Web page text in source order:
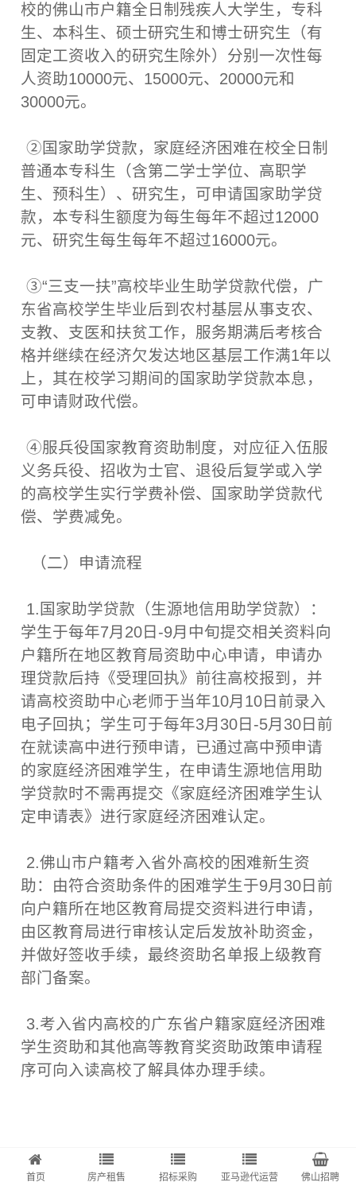
校的佛山市户籍全日制残疾人大学生，专科
生、本科生、硕士研究生和博士研究生（有
固定工资收入的研究生除外）分别一次性每
人资助10000元、15000元、20000元和
30000元。
②国家助学贷款，家庭经济困难在校全日制
普通本专科生（含第二学士学位、高职学
生、预科生）、研究生，可申请国家助学贷
款，本专科生额度为每生每年不超过12000
元、研究生每生每年不超过16000元。
③“三支一扶”高校毕业生助学贷款代偿，广
东省高校学生毕业后到农村基层从事支农、
支教、支医和扶贫工作，服务期满后考核合
格并继续在经济欠发达地区基层工作满1年以
上，其在校学习期间的国家助学贷款本息，
可申请财政代偿。
④服兵役国家教育资助制度，对应征入伍服
义务兵役、招收为士官、退役后复学或入学
的高校学生实行学费补偿、国家助学贷款代
偿、学费减免。
（二）申请流程
1.国家助学贷款（生源地信用助学贷款）：
学生于每年7月20日-9月中旬提交相关资料向
户籍所在地区教育局资助中心申请，申请办
理贷款后持《受理回执》前往高校报到，并
请高校资助中心老师于当年10月10日前录入
电子回执；学生可于每年3月30日-5月30日前
在就读高中进行预申请，已通过高中预申请
的家庭经济困难学生，在申请生源地信用助
学贷款时不需再提交《家庭经济困难学生认
定申请表》进行家庭经济困难认定。
2.佛山市户籍考入省外高校的困难新生资
助：由符合资助条件的困难学生于9月30日前
向户籍所在地区教育局提交资料进行申请，
由区教育局进行审核认定后发放补助资金，
并做好签收手续，最终资助名单报上级教育
部门备案。
3.考入省内高校的广东省户籍家庭经济困难
学生资助和其他高等教育奖资助政策申请程
序可向入读高校了解具体办理手续。
（声明： 网站所收集的部分公开资料来源于互联网，转载的目的在
首页 房产租售 招标采购 亚马逊代运营 佛山招聘